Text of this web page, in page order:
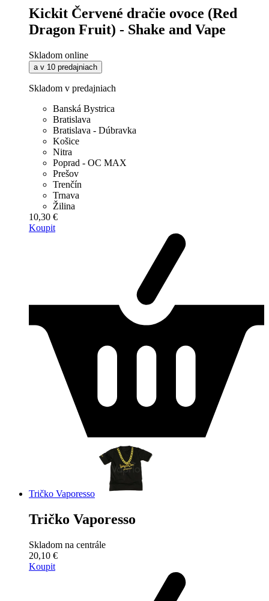
Kickit Červené dračie ovoce (Red
Dragon Fruit) - Shake and Vape
Skladom online
a v 10 predajniach
Skladom v predajniach
Banská Bystrica
Bratislava
Bratislava - Dúbravka
Košice
Nitra
Poprad - OC MAX
Prešov
Trenčín
Trnava
Žilina
10,30 €
Koupit
Tričko Vaporesso
Tričko Vaporesso
Skladom na centrále
20,10 €
Koupit